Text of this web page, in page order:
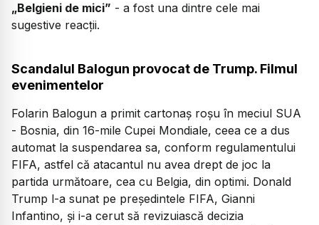
„Belgieni de mici” - a fost una dintre cele mai
sugestive reacții.
Scandalul Balogun provocat de Trump. Filmul
evenimentelor
Folarin Balogun a primit cartonaș roșu în meciul SUA
- Bosnia, din 16-mile Cupei Mondiale, ceea ce a dus
automat la suspendarea sa, conform regulamentului
FIFA, astfel că atacantul nu avea drept de joc la
partida următoare, cea cu Belgia, din optimi. Donald
Trump l-a sunat pe președintele FIFA, Gianni
Infantino, și i-a cerut să revizuiască decizia